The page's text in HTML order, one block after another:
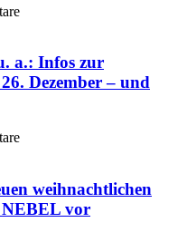
a.: Infos zur
Dezember – und
weihnachtlichen
NEBEL vor